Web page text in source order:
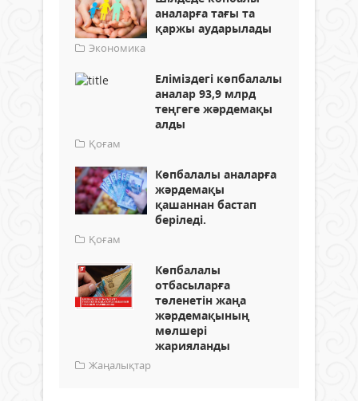
аналарға тағы та
қаржы аударылады
Экономика
Еліміздегі көпбалалы
аналар 93,9 млрд
теңгеге жәрдемақы
алды
Қоғам
Көпбалалы аналарға
жәрдемақы
қашаннан бастап
беріледі.
Қоғам
Көпбалалы
отбасыларға
төленетін жаңа
жәрдемақының
мөлшері
жарияланды
Жаңалықтар